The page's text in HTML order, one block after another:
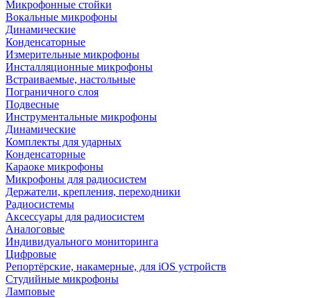
Микрофонные стойки
Вокальные микрофоны
Динамические
Конденсаторные
Измерительные микрофоны
Инсталляционные микрофоны
Встраиваемые, настольные
Пограничного слоя
Подвесные
Инструментальные микрофоны
Динамические
Комплекты для ударных
Конденсаторные
Караоке микрофоны
Микрофоны для радиосистем
Держатели, крепления, переходники
Радиосистемы
Аксессуары для радиосистем
Аналоговые
Индивидуального мониторинга
Цифровые
Репортёрские, накамерные, для iOS устройств
Студийные микрофоны
Ламповые